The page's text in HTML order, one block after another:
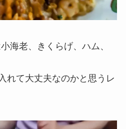
海老、きくらげ、ハム、
れて大丈夫なのかと思うレ